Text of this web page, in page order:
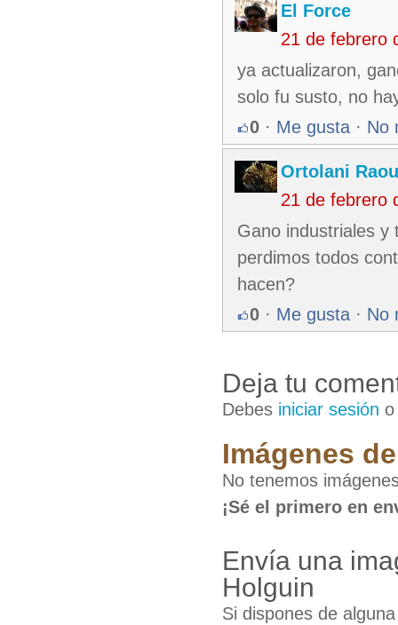
El Force
21 de febrero
ya actualizaron,
solo fu susto, no
0 · Me gusta · No
Ortolani
21 de febrero
Gano industriales y
perdimos todos
hacen?
0 · Me gusta · No
Deja tu
Debes iniciar sesión
Imágenes
No tenemos
¡Sé el primero en
Envía una
Holguin
Si dispones de